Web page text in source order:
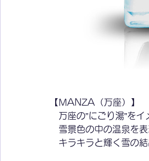
【MANZA（万座）】
万座の”にごり湯”をイ
雪景色の中の温泉を表
キラキラと輝く雪の結